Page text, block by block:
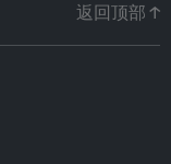
返回顶部 ↑